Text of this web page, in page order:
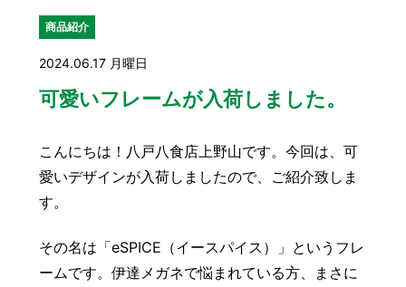
お店を知る
サービスを知る
フレームについて
レンズ交換
お知らせ 会社概要
商品紹介
2024.06.17 月曜日
可愛いフレームが入荷しました。
こんにちは！八戸八食店上野山です。今回は、可
愛いデザインが入荷しましたので、ご紹介致しま
す。
その名は「eSPICE（イースパイス）」というフレ
ームです。伊達メガネで悩まれている方、まさに